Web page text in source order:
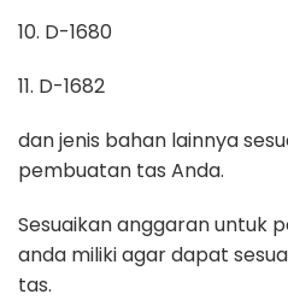
10. D-1680
11. D-1682
dan jenis bahan lainnya
pembuatan tas Anda.
Sesuaikan anggaran untuk
anda miliki agar dapat
tas.